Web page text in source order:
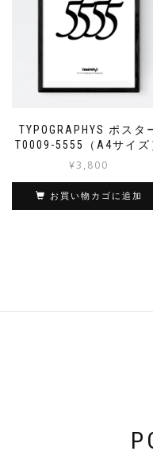
TYPOGRAPHYS ポスタ
T0009-5555（A4サイズ
¥3,800
お買い物カゴに追加